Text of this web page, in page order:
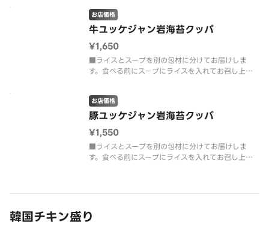
旨辛スープに豚カルビ、ニラやもやしなど複数の野
菜を入れて仕上げました。
牛ユッケジャン岩海苔クッパ
お店価格
¥1,650
■ライスとスープを別の包材に分けてお届けしま
す。食べる前にスープにライスを入れてお召し上が
数の野菜を入れて、コチュジャンのコクと唐辛子が
効いた旨辛スープに仕上げました。
豚ユッケジャン岩海苔クッパ
お店価格
¥1,550
■ライスとスープを別の包材に分けてお届けしま
す。食べる前にスープにライスを入れてお召し上が
韓国チキン盛り